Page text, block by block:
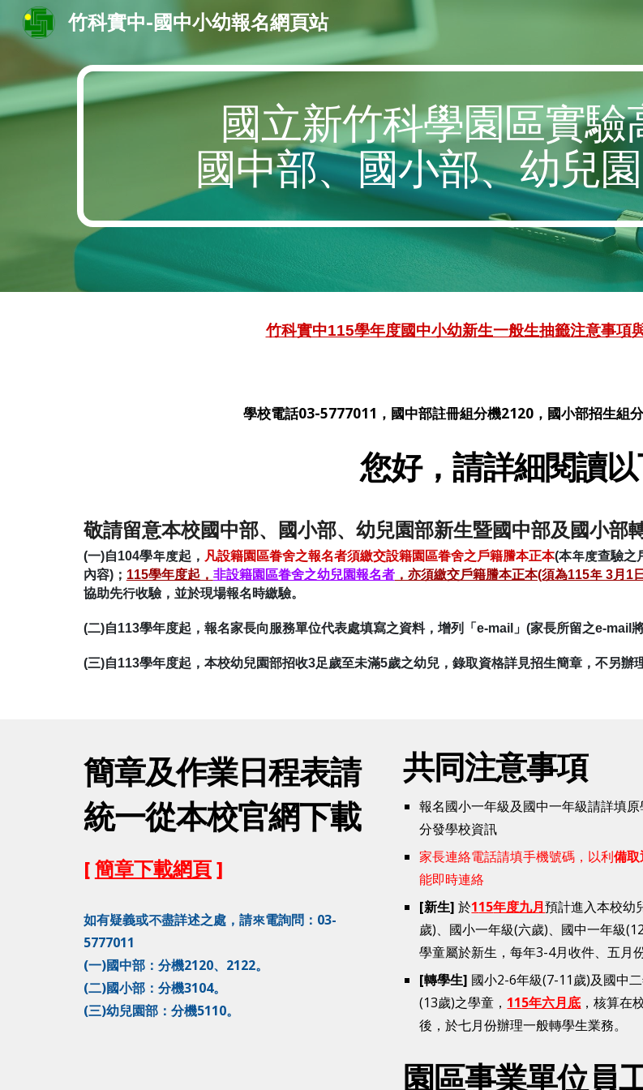
Skip to main content
竹科實中-國中小幼報名網頁站
國立新竹科學園區實驗
國中部、國小部、幼兒
竹科實中115學年度國中小幼新生一般生抽籤注意事項
學校電話03-5777011， 國中部註冊組分機2120，國小部招生組
您好，請詳細閱讀
敬請留意本校國中部、國小部、幼兒園部新生暨國中部及國小部
(一)自104學年度起， 凡設籍園區眷舍之報名者須繳交設籍園區眷舍之戶籍謄本正本(本年度查驗之
內容)； 115學年度起， 非設籍園區眷舍之幼兒園報名者，亦須繳交戶籍謄本正本(須為115年 3月1
協助先行收驗，並於現場報名時繳驗。
(二)自113學年度起，報名家長向服務單位代表處填寫之資料，增列「e-mail」(家長所留之e-mail
(三)自113學年度起，本校幼兒園部招收3足歲至未滿5歲之幼兒，錄取資格詳見招生簡章，不另辦
簡章及作業日程表請
統一從本校官網下載
[簡章下載網頁]
如有疑義或不盡詳述之處，請來電詢問：03-
5777011
(一)國中部：分機2120、 2122。
(二)國小部：分機3104。
(三)幼兒園部：分機5110。
共同注意事項
報名國小一年級及國中一年級請詳填
分發學校資訊
家長連絡電話請填手機號碼，以利備
能即時連絡
[新生]於115年度九月預計進入本校幼
歲)、國小一年級(六歲)、國中一年級
學童屬於新生，每年3-4月收件、五月份
[轉學生] 國小2-6年級(7-11歲)及國中
(13歲)之學童， 115年六月底 ，核算在
後，於七月份辦理一般轉學生業務。
園區事業單位員